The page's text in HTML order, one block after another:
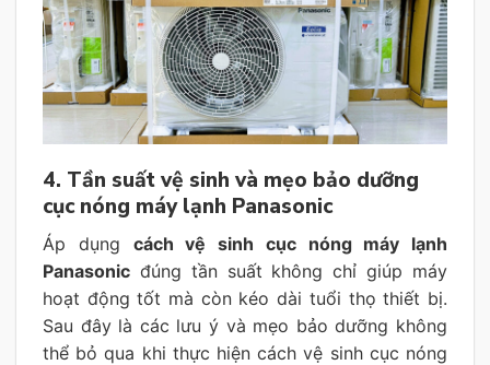
4. Tần suất vệ sinh và mẹo bảo dưỡng
cục nóng máy lạnh Panasonic
Áp dụng cách vệ sinh cục nóng máy lạnh
Panasonic đúng tần suất không chỉ giúp máy
hoạt động tốt mà còn kéo dài tuổi thọ thiết bị.
Sau đây là các lưu ý và mẹo bảo dưỡng không
thể bỏ qua khi thực hiện cách vệ sinh cục nóng